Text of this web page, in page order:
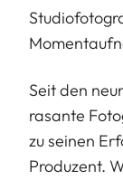
Seit den
rasante
zu seinen
Produzent.